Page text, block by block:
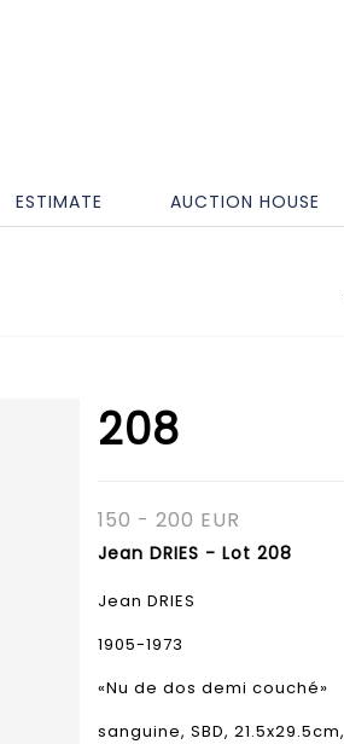
ESTIMATE AUCTION HOUSE
208
150 - 200 EUR
Jean DRIES - Lot 208
Jean DRIES
1905-1973
«Nu de dos demi couché»
sanguine, SBD, 21.5x29.5cm,